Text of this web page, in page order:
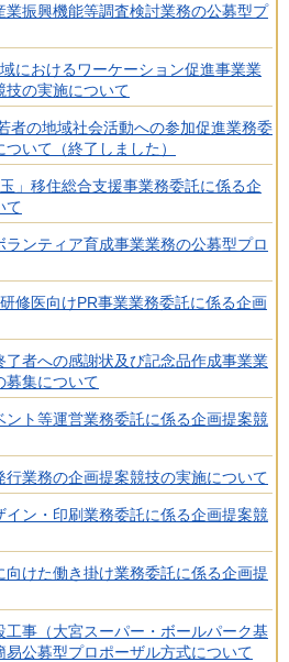
業振興機能等調査検討業務の公募型プ
におけるワーケーション促進事業業
技の実施について
者の地域社会活動への参加促進業務委
いて（終了しました）
」移住総合支援事業務委託に係る企
て
ンティア育成事業業務の公募型プロ
修医向けPR事業業務委託に係る企画
了者への感謝状及び記念品作成事業業
募集について
ント等運営業務委託に係る企画提案競
行業務の企画提案競技の実施について
ン・印刷業務委託に係る企画提案競
けた働き掛け業務委託に係る企画提
工事（大宮スーパー・ボールパーク基
公募型プロポーザル方式について